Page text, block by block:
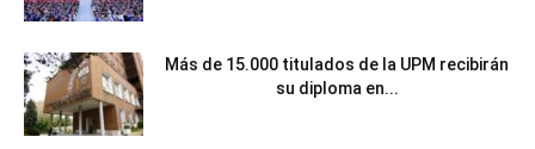
Más de 15.000 titulados de la UPM recibirán
su diploma en...